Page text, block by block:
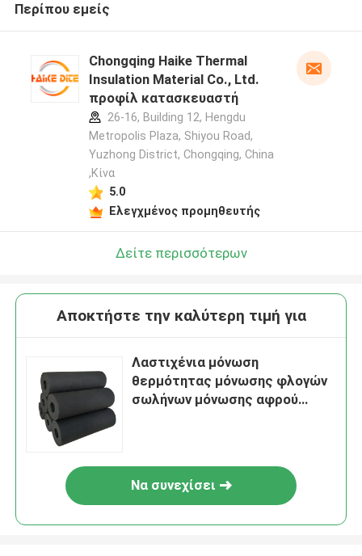
Περίπου εμείς
Chongqing Haike Thermal
Insulation Material Co., Ltd.
προφίλ κατασκευαστή
26-16, Building 12, Hengdu
Metropolis Plaza, Shiyou Road,
Yuzhong District, Chongqing, China
,Κίνα
5.0
Ελεγχμένος προμηθευτής
Δείτε περισσότερων
Αποκτήστε την καλύτερη τιμή για
Λαστιχένια μόνωση
θερμότητας μόνωσης φλογών
σωλήνων μόνωσης αφρού
Να συνεχίσει